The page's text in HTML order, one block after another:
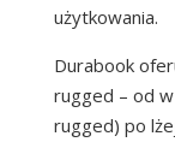
użytkowania.
Durabook
rugged – od
rugged) po